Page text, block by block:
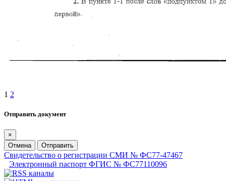
1 2
Отправить документ
×
Отмена
Отправить
Свидетельство о регистрации СМИ № ФС77-47467
Электронный паспорт ФГИС № ФС77110096